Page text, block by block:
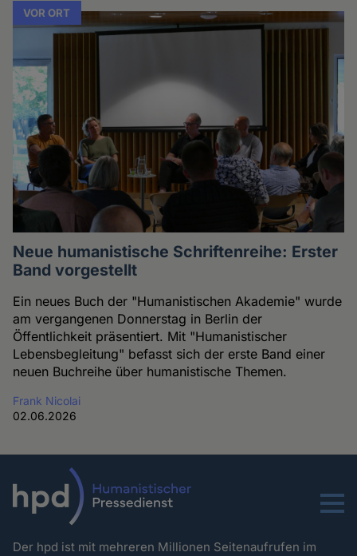
VOR ORT
Neue humanistische Schriftenreihe: Erster
Band vorgestellt
Ein neues Buch der "Humanistischen Akademie" wurde
am vergangenen Donnerstag in Berlin der
Öffentlichkeit präsentiert. Mit "Humanistischer
Lebensbegleitung" befasst sich der erste Band einer
neuen Buchreihe über humanistische Themen.
Frank Nicolai
02.06.2026
Menu
Der hpd ist mit mehreren Millionen Seitenaufrufen im